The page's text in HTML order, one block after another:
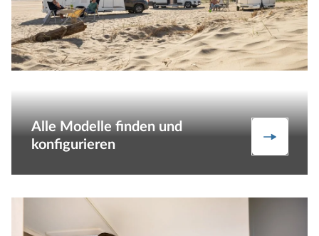
Alle Modelle finden und
konfigurieren